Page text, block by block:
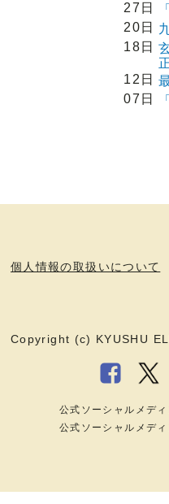
27日
20日
18日
12日
07日
個人情報の取扱いについて
Copyright (c) KYUSHU
公式ソーシャルメディ
公式ソーシャルメデ